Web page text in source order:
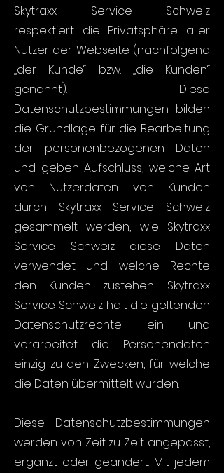
Skytraxx Service Schweiz
respektiert die Privatsphäre aller
Nutzer der Webseite (nachfolgend
„der Kunde“ bzw. „die Kunden“
genannt). Diese
Datenschutzbestimmungen bilden
die Grundlage für die Bearbeitung
der personenbezogenen Daten
und geben Aufschluss, welche Art
von Nutzerdaten von Kunden
durch Skytraxx Service Schweiz
gesammelt werden, wie Skytraxx
Service Schweiz diese Daten
verwendet und welche Rechte
den Kunden zustehen. Skytraxx
Service Schweiz hält die geltenden
Datenschutzrechte ein und
verarbeitet die Personendaten
einzig zu den Zwecken, für welche
die Daten übermittelt wurden.
Diese Datenschutzbestimmungen
werden von Zeit zu Zeit angepasst,
ergänzt oder geändert. Mit jedem